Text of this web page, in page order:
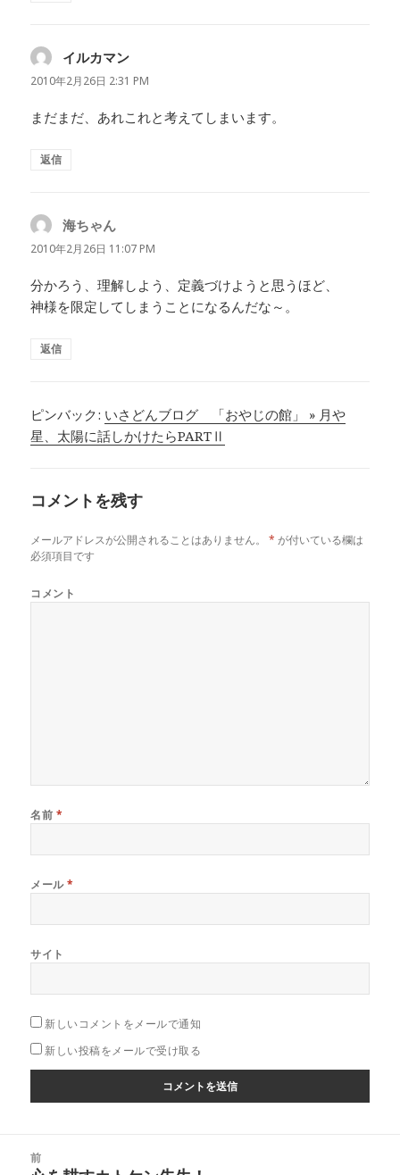
イルカマン
り:
2010年2月26日 2:31 PM
まだまだ、あれこれと考えてしまいます。
返信
海ちゃん
り:
2010年2月26日 11:07 PM
分かろう、理解しよう、定義づけようと思うほど、
神様を限定してしまうことになるんだな～。
返信
ピンバック: いさどんブログ 「おやじの館」 » 月や
星、太陽に話しかけたらPARTⅡ
コメントを残す
メールアドレスが公開されることはありません。 * が付いている欄は
必須項目です
コメント
名前 *
メール*
サイト
新しいコメントをメールで通知
新しい投稿をメールで受け取る
前